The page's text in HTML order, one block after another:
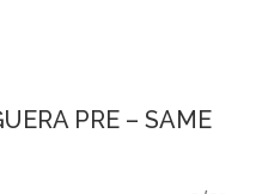
PRE – SAME